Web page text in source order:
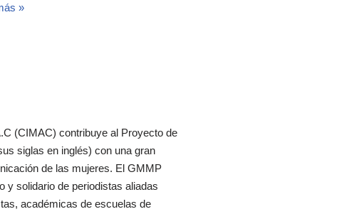
»
(CIMAC) contribuye al Proyecto de
siglas en inglés) con una gran
de las mujeres. El GMMP
y solidario de periodistas aliadas
académicas de escuelas de